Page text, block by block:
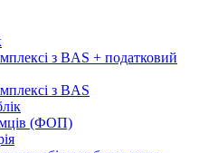
з BAS + податковий
з BAS
(ФОП)